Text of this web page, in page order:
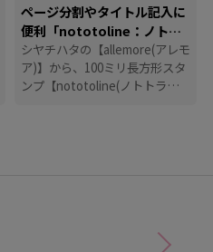
ページ分割やタイトル記入に
便利「nototoline：ノトト
ライン」
シヤチハタの【allemore(アレモ
ア)】から、100ミリ長方形スタ
ンプ【nototoline(ノトトライ